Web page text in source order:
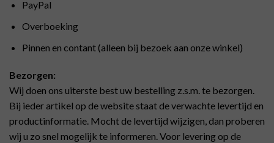
PayPal
Overboeking
Pinnen en contant (alleen bij bezoek aan onze winkel)
Bezorgen:
Wij doen ons uiterste best uw bestelling z.s.m. te bezorgen.
Bij ieder artikel op de website staat de verwachte levertijd en
productinformatie. Mocht de levertijd wijzigen, dan proberen
wij u zo snel mogelijk te informeren. Voor levering op de